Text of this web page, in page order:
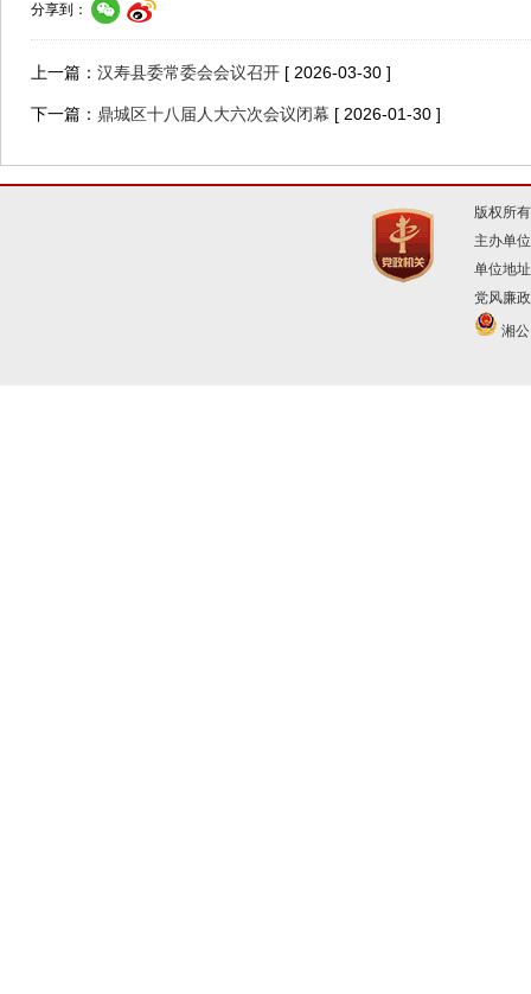
分享到：
上一篇： 汉寿县委常委会会议召开 [ 2026-03-30 ]
下一篇： 鼎城区十八届人大六次会议闭幕 [ 2026-01-30 ]
版权所
主办单
单位地
党风廉
湘